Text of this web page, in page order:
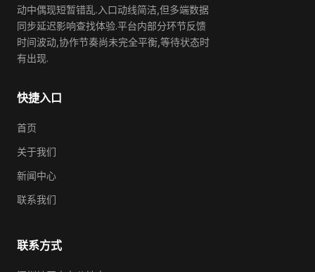
动中偶现短暂错乱.入口动线简洁,但多端数据
同步延迟影响查找体验.平台内部分环节反馈
时间波动,协作节奏尚未完全平衡,等待状态时
有出现.
快捷入口
首页
关于我们
新闻中心
联系我们
联系方式